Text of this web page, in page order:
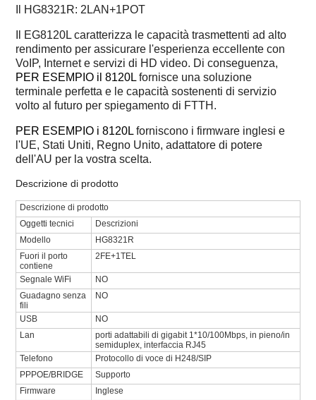
Il HG8321R: 2LAN+1POT
Il EG8120L caratterizza le capacità trasmettenti ad alto
rendimento per assicurare l'esperienza eccellente con
VoIP, Internet e servizi di HD video. Di conseguenza,
PER ESEMPIO il 8120Lfornisce una soluzione
terminale perfetta e le capacità sostenenti di servizio
volto al futuro per spiegamento di FTTH.
PER ESEMPIO i 8120Lforniscono i firmware inglesi e
l'UE, Stati Uniti, Regno Unito, adattatore di potere
dell'AU per la vostra scelta.
Descrizione di prodotto
Descrizione di prodotto
Oggetti tecnici
Descrizioni
Modello
HG8321R
Fuori il porto
contiene
2FE+1TEL
Segnale WiFi
NO
Guadagno senza
fili
NO
USB
NO
Lan
porti adattabili di gigabit 1*10/100Mbps, in pieno/in
semiduplex, interfaccia RJ45
Telefono
Protocollo di voce di H248/SIP
PPPOE/BRIDGE
Supporto
Firmware
Inglese